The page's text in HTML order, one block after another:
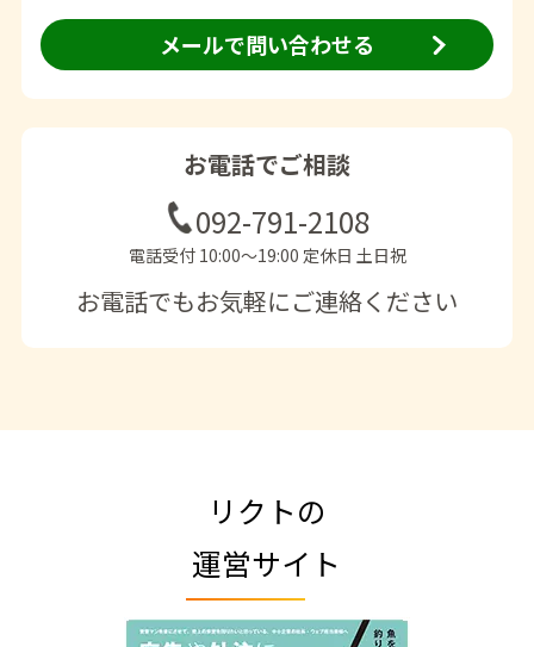
メールで問い合わせる
お電話でご相談
092-791-2108
電話受付 10:00〜19:00 定休日 土日祝
お電話でもお気軽にご連絡ください
リクトの
運営サイト